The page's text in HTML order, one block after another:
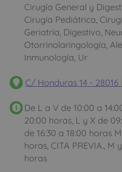
Cirugía General y
Cirugía Pediátrica,
Geriatría, Digestivo,
Otorrinolaringología,
Inmunología, Ur
C/ Honduras 14 -
De L a V de 10:00 a
20:00 horas, L y X de
de 16:30 a 18:00 horas
horas, CITA PREVIA., M
horas